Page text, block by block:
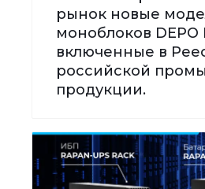
рынок новые
моноблоков DEPO
включенные в
российской
продукции.